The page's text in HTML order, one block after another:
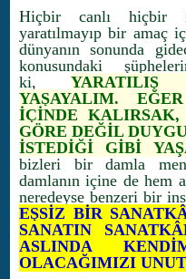
Hiçbir canlı hiçbir
yaratılmayıp bir amaç
dünyanın sonunda
konusundaki
ki, YARATILIŞ
YAŞAYALIM.
İÇİNDE
GÖRE DEĞİL
İSTEDİĞİ GİBİ
bizleri bir damla
damlanın içine de hem
neredeyse benzeri bir
EŞSİZ BİR
SANATIN
ASLINDA
OLACAĞIMIZI